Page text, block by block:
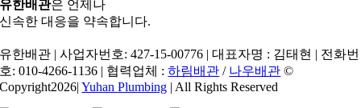
유한배관은 언제나
신속한 대응을 약속합니다.
유한배관 | 사업자번호: 427-15-00776 | 대표자명 : 김태현 | 전화번
호: 010-4266-1136 | 협력업체 :하림배관 / 나우배관 ©
Copyright2026|Yuhan Plumbing | All Rights Reserved